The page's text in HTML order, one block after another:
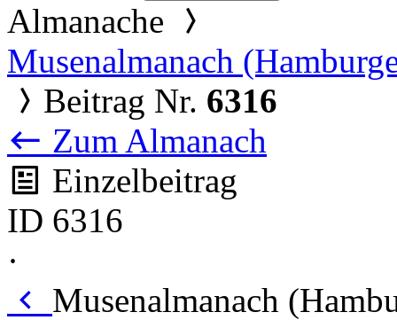
Almanache
Musenalmanach
Beitrag Nr. 6316
Zum Almanach
Einzelbeitrag
ID 6316
·
Musenalmanach